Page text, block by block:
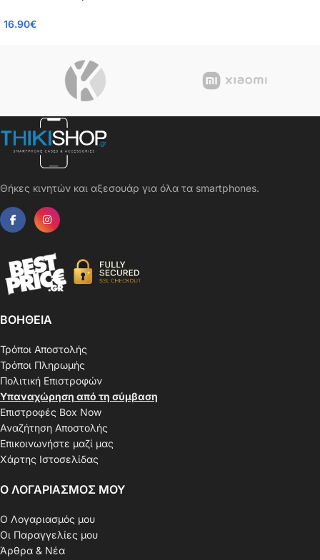
16.90€
Θήκες κινητών και αξεσουάρ για όλα τα smartphones.
ΒΟΗΘΕΙΑ
Τρόποι Αποστολής
Τρόποι Πληρωμής
Πολιτική Επιστροφών
Υπαναχώρηση από τη σύμβαση
Επιστροφές Box Now
Αναζήτηση Αποστολής
Επικοινωνήστε μαζί μας
Χάρτης Ιστοσελίδας
Ο ΛΟΓΑΡΙΑΣΜΟΣ ΜΟΥ
Ο Λογαριασμός μου
Οι Παραγγελίες μου
Άρθρα & Νέα